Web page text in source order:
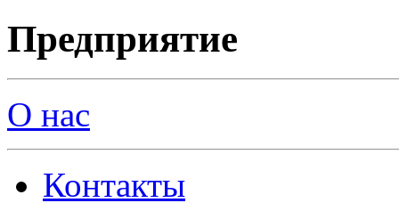
Предприятие
О нас
Контакты